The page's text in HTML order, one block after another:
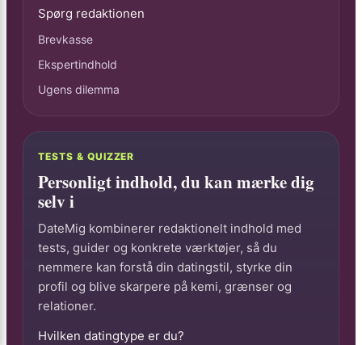
Spørg redaktionen
Brevkasse
Ekspertindhold
Ugens dilemma
TESTS & QUIZZER
Personligt indhold, du kan mærke dig
selv i
DateMig kombinerer redaktionelt indhold med
tests, guider og konkrete værktøjer, så du
nemmere kan forstå din datingstil, styrke din
profil og blive skarpere på kemi, grænser og
relationer.
Hvilken datingtype er du?